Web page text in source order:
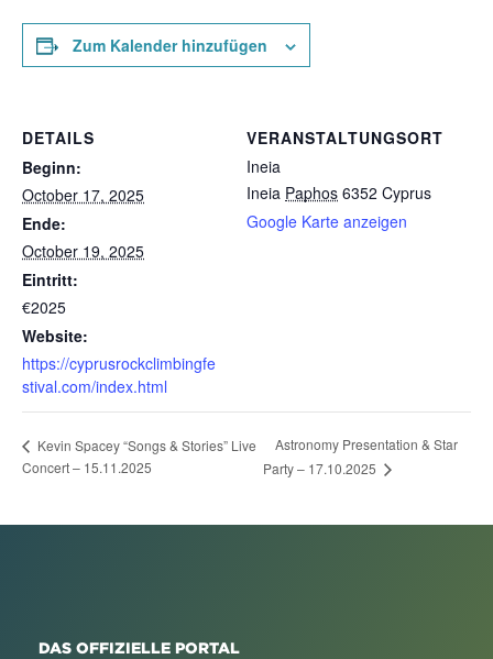
Zum Kalender hinzufügen
DETAILS
Beginn:
October 17, 2025
Ende:
October 19, 2025
Eintritt:
€2025
Website:
https://cyprusrockclimbingfe
stival.com/index.html
VERANSTALTUNGSORT
Ineia
Ineia Paphos 6352 Cyprus
Google Karte anzeigen
Kevin Spacey “Songs & Stories” Live
Concert – 15.11.2025
Astronomy Presentation & Star
Party – 17.10.2025
DAS OFFIZIELLE PORTAL